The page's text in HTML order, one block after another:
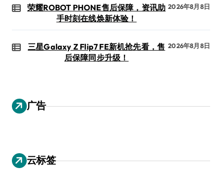
荣耀ROBOT PHONE售后保障，资讯助
手时刻在线焕新体验！
2026年8月8日
三星Galaxy Z Flip7 FE新机抢先看，售
后保障同步升级！
2026年8月8日
广告
云标签